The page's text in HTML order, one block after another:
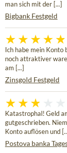
man sich mit der [...]
Bigbank Festgeld
Ich habe mein
noch attraktiver
am [...]
Zinsgold Festgeld
Katastrophal! Geld
gutgeschrieben.
Konto auflösen und
Postova banka